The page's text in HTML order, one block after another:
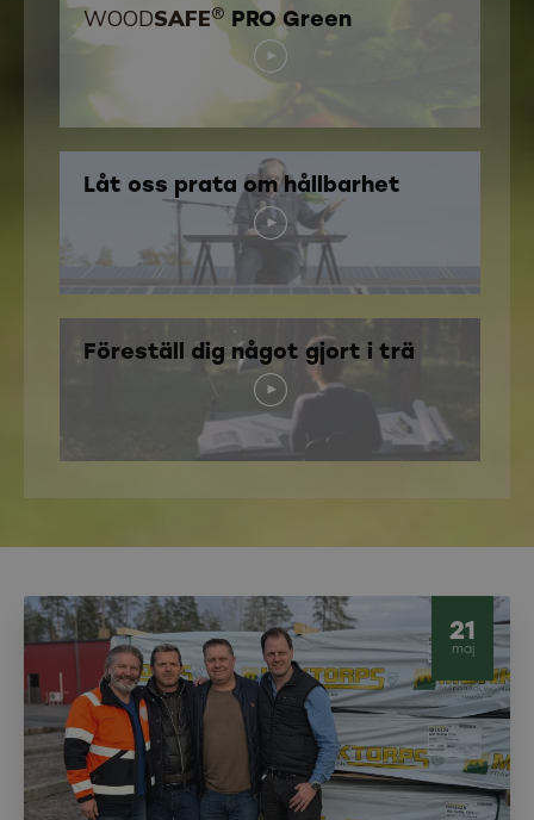
WOODSAFE® PRO Green
Låt oss prata om hållbarhet
Föreställ dig något gjort i trä
21
maj